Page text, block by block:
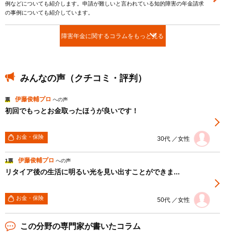
例などについても紹介します。申請が難しいと言われている知的障害の年金請求
の事例についても紹介しています。
障害年金に関するコラムをもっと見る
みんなの声（クチコミ・評判）
票 伊藤俊輔プロ への声
初回でもっとお金取ったほうが良いです！
お金・保険 30代 ／女性
1票 伊藤俊輔プロ への声
リタイア後の生活に明るい光を見い出すことができま...
お金・保険 50代 ／女性
この分野の専門家が書いたコラム